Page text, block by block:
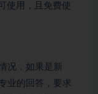
使用，且免费使
况，如果是新
业的回答，要求